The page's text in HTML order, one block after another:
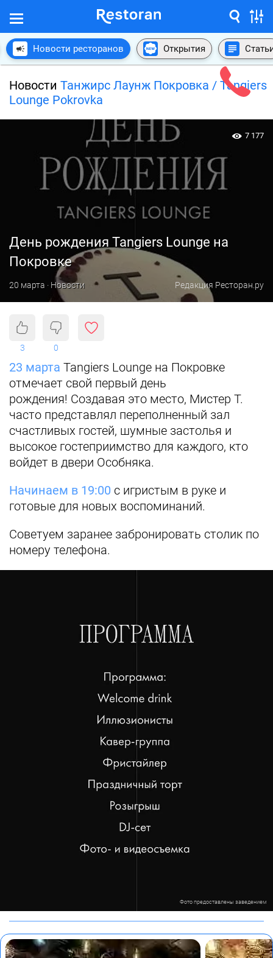
Новости ресторанов Открытия
Новости Танжирс Лаунж Покровка / Tangiers
Lounge Pokrovka
День рождения Tangiers Lounge на
Покровке
20 марта · Новости Редакция Ресторан.ру
7 177
3 0
23 марта Tangiers Lounge на Покровке
отмечает свой первый день
рождения! Создавая это место, Мистер Т.
часто представлял переполненный зал
счастливых гостей, шумные застолья и
высокое гостеприимство для каждого, кто
войдет в двери Особняка.
Начинаем в 19:00 с игристым в руке и
готовые для новых воспоминаний.
Советуем заранее забронировать столик по
номеру телефона.
Фото предоставлены заведением